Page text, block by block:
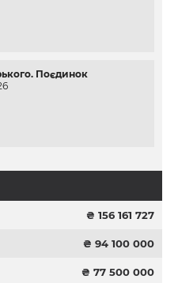
Поєдинок
₴ 156 161 727
₴ 94 100 000
₴ 77 500 000